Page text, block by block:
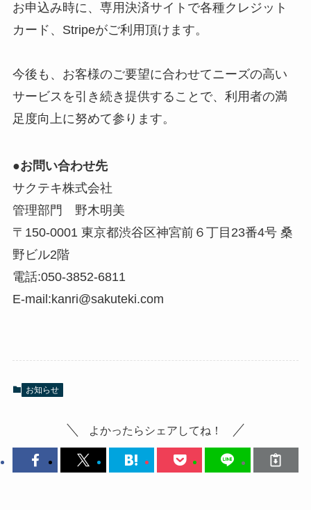
お申込み時に、専用決済サイトで各種クレジット
カード、Stripeがご利用頂けます。
今後も、お客様のご要望に合わせてニーズの高い
サービスを引き続き提供することで、利用者の満
足度向上に努めて参ります。
●お問い合わせ先
サクテキ株式会社
管理部門 野木明美
〒150-0001 東京都渋谷区神宮前６丁目23番4号 桑
野ビル2階
電話:050-3852-6811
E-mail:kanri@sakuteki.com
お知らせ
よかったらシェアしてね！